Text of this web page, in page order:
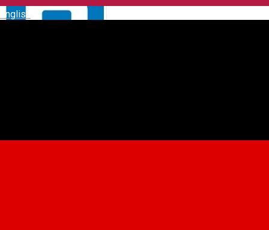
English
Noica (tronson str. Revoluției